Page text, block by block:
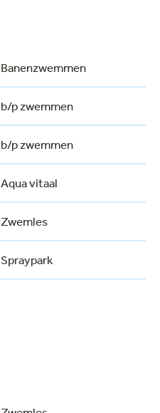
Banenzwemmen
b/p zwemmen
b/p zwemmen
Aqua vitaal
Zwemles
Spraypark